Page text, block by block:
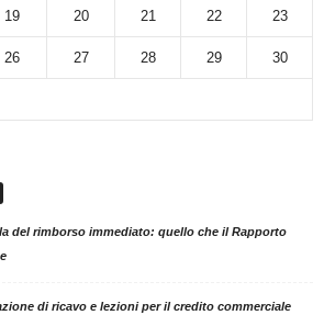
19 20 21 22 23
26 27 28 29 30
del rimborso immediato: quello che il Rapporto
di ricavo e lezioni per il credito commerciale